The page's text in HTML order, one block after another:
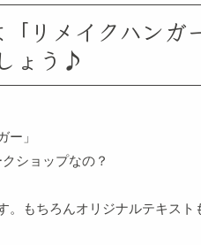
リメイクハンガ
ょう♪
ー」
ショップなの？
。もちろんオリジナルテキス